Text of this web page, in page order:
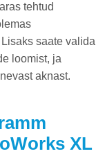
tehtud
saate valida
loomist, ja
aknast.
XL